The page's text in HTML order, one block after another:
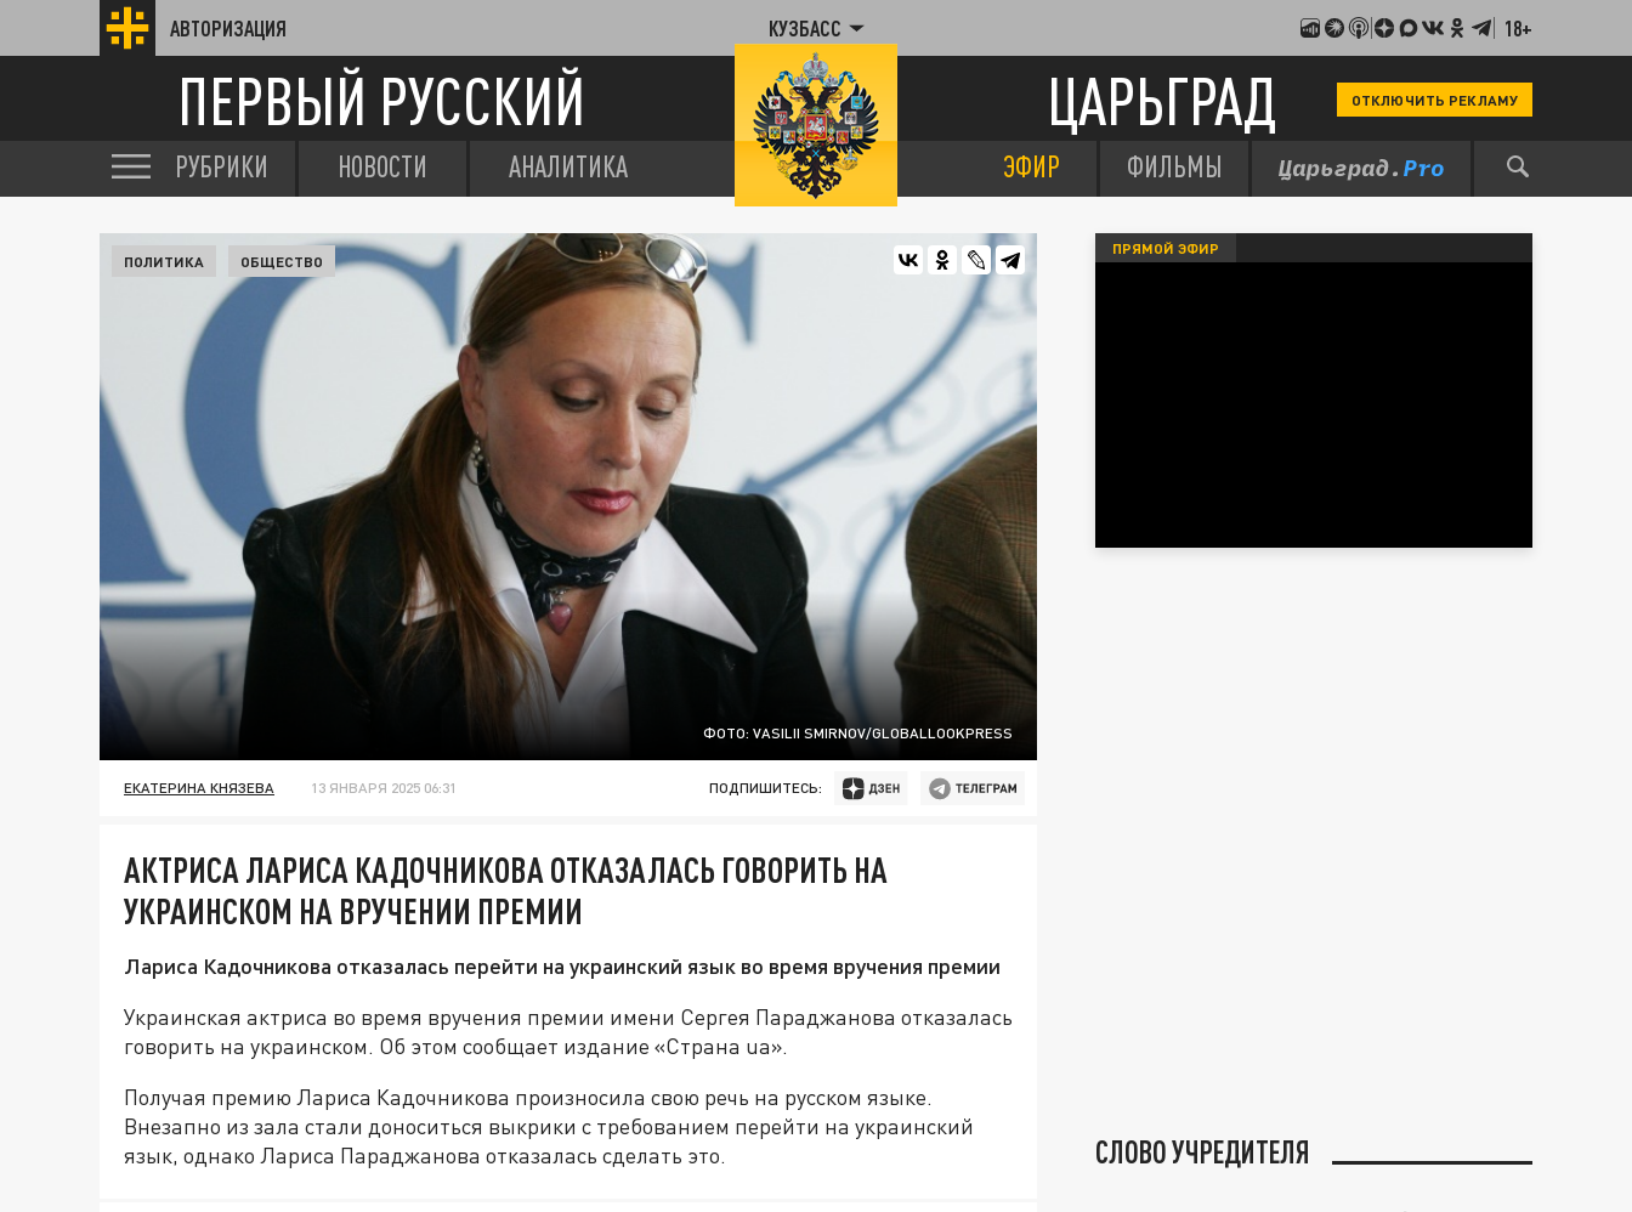
АВТОРИЗАЦИЯ КУЗБАСС 18+
ПЕРВЫЙ РУССКИЙ ЦАРЬГРАД ОТКЛЮЧИТЬ РЕКЛАМУ
РУБРИКИ НОВОСТИ АНАЛИТИКА ЭФИР ФИЛЬМЫ
ФОТО: VASILII SMIRNOV/GLOBALLOOKPRESS
ПОЛИТИКА ОБЩЕСТВО
ЕКАТЕРИНА КНЯЗЕВА 13 ЯНВАРЯ 2025 06:31 ПОДПИШИТЕСЬ:
АКТРИСА ЛАРИСА КАДОЧНИКОВА ОТКАЗАЛАСЬ ГОВОРИТЬ НА
УКРАИНСКОМ НА ВРУЧЕНИИ ПРЕМИИ
Лариса Кадочникова отказалась перейти на украинский язык во время вручения премии
Украинская актриса во время вручения премии имени Сергея Параджанова отказалась
говорить на украинском. Об этом сообщает издание «Страна ua».
Получая премию Лариса Кадочникова произносила свою речь на русском языке.
Внезапно из зала стали доноситься выкрики с требованием перейти на украинский
язык, однако Лариса Параджанова отказалась сделать это.
ПРЯМОЙ ЭФИР
СЛОВО УЧРЕДИТЕЛЯ